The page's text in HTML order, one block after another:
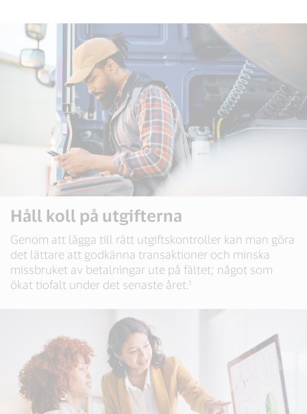
Håll koll på utgifterna
Genom att lägga till rätt utgiftskontroller kan man göra
det lättare att godkänna transaktioner och minska
missbruket av betalningar ute på fältet; något som
ökat tiofalt under det senaste året.¹